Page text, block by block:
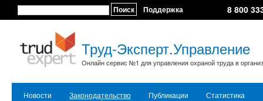
Поиск Поддержка 8 800
Труд-Эксперт.Управление
Онлайн сервис №1 для управления охраной труда в
Новости Законодательство Публикации Статистика